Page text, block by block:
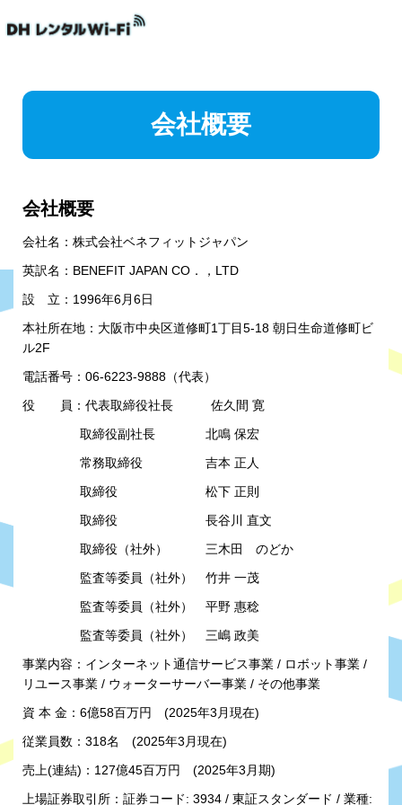
会社概要
会社概要
会社名：株式会社ベネフィットジャパン
英訳名：BENEFIT JAPAN CO．，LTD
設 立：1996年6月6日
本社所在地：大阪市中央区道修町1丁目5-18 朝日生命道修町ビ
ル2F
電話番号：06-6223-9888（代表）
役 員：代表取締役社長 佐久間 寛
取締役副社長 北鳴 保宏
常務取締役 吉本 正人
取締役 松下 正則
取締役 長谷川 直文
取締役（社外） 三木田 のどか
監査等委員（社外） 竹井 一茂
監査等委員（社外） 平野 惠稔
監査等委員（社外） 三嶋 政美
事業内容：インターネット通信サービス事業 / ロボット事業 /
リユース事業 / ウォーターサーバー事業 / その他事業
資 本 金：6億58百万円 (2025年3月現在)
従業員数：318名 (2025年3月現在)
売上(連結)：127億45百万円 (2025年3月期)
上場証券取引所：証券コード: 3934 / 東証スタンダード / 業種: